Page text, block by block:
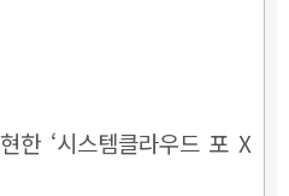
한 ‘시스템클라우드 포 X